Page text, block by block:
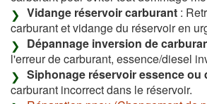
Vidange réservoir carburant :
carburant et vidange du réservoir en
Dépannage inversion de
l'erreur de carburant, essence/diesel
Siphonage réservoir essence ou
carburant incorrect dans le réservoir.